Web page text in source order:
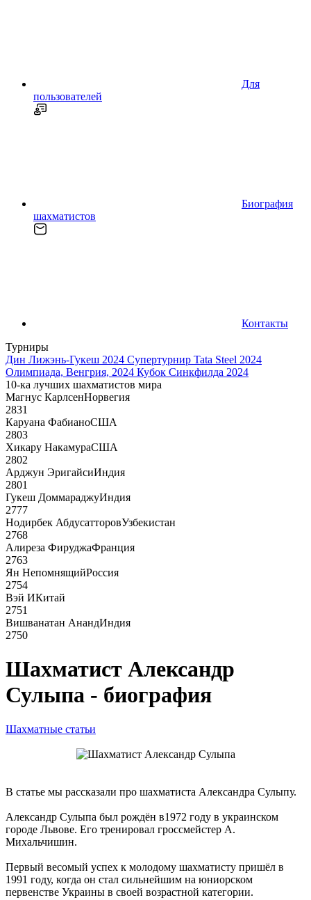
Для
пользователей
Биография
шахматистов
Контакты
Турниры
Дин Лижэнь-Гукеш 2024 Супертурнир Tata Steel 2024
Олимпиада, Венгрия, 2024 Кубок Синкфилда 2024
10-ка лучших шахматистов мира
Магнус КарлсенНорвегия
2831
Каруана ФабианоСША
2803
Хикару НакамураСША
2802
Арджун ЭригайсиИндия
2801
Гукеш ДоммараджуИндия
2777
Нодирбек АбдусатторовУзбекистан
2768
Алиреза ФируджаФранция
2763
Ян НепомнящийРоссия
2754
Вэй ИКитай
2751
Вишванатан АнандИндия
2750
Шахматист Александр
Сулыпа - биография
Шахматные статьи
В статье мы рассказали про шахматиста Александра Сулыпу.
Александр Сулыпа был рождён в1972 году в украинском
городе Львове. Его тренировал гроссмейстер А.
Михальчишин.
Первый весомый успех к молодому шахматисту пришёл в
1991 году, когда он стал сильнейшим на юниорском
первенстве Украины в своей возрастной категории.